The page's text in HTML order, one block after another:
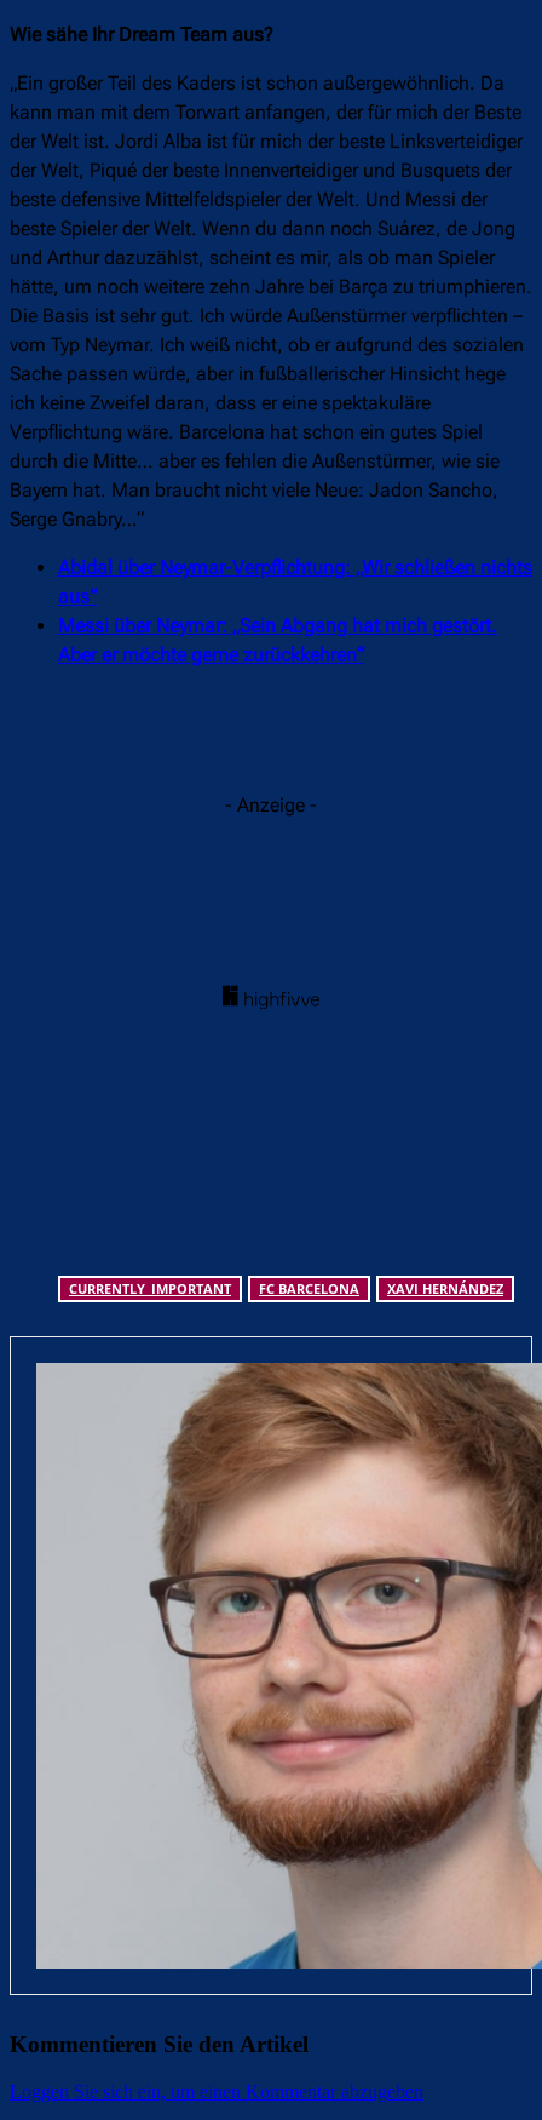
Wie sähe Ihr Dream Team aus?
„Ein großer Teil des Kaders ist schon außergewöhnlich. Da
kann man mit dem Torwart anfangen, der für mich der Beste
der Welt ist. Jordi Alba ist für mich der beste Linksverteidiger
der Welt, Piqué der beste Innenverteidiger und Busquets der
beste defensive Mittelfeldspieler der Welt. Und Messi der
beste Spieler der Welt. Wenn du dann noch Suárez, de Jong
und Arthur dazuzählst, scheint es mir, als ob man Spieler
hätte, um noch weitere zehn Jahre bei Barça zu triumphieren.
Die Basis ist sehr gut. Ich würde Außenstürmer verpflichten –
vom Typ Neymar. Ich weiß nicht, ob er aufgrund des sozialen
Sache passen würde, aber in fußballerischer Hinsicht hege
ich keine Zweifel daran, dass er eine spektakuläre
Verpflichtung wäre. Barcelona hat schon ein gutes Spiel
durch die Mitte… aber es fehlen die Außenstürmer, wie sie
Bayern hat. Man braucht nicht viele Neue: Jadon Sancho,
Serge Gnabry…“
Abidal über Neymar-Verpflichtung: „Wir schließen nichts
aus“
Messi über Neymar: „Sein Abgang hat mich gestört.
Aber er möchte gerne zurückkehren“
- Anzeige -
CURRENTLY_IMPORTANT FC BARCELONA XAVI HERNÁNDEZ
Kommentieren Sie den Artikel
Loggen Sie sich ein, um einen Kommentar abzugeben